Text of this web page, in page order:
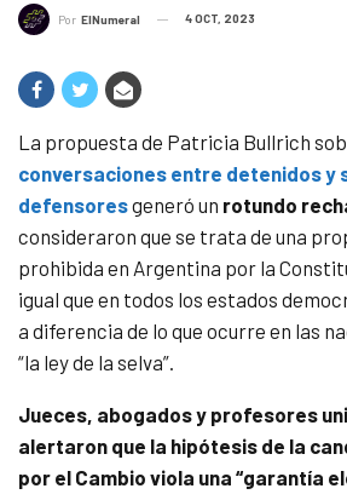
Por ElNumeral 4 OCT, 2023
La propuesta de Patricia Bullrich
conversaciones entre detenidos y
defensoresgeneró un rotundo
consideraron que se trata de una
prohibida en Argentina por la
igual que en todos los estados
a diferencia de lo que ocurre en las
“la ley de la selva”.
Jueces, abogados y profesores
alertaron que la hipótesis de la
por el Cambio viola una “garantía